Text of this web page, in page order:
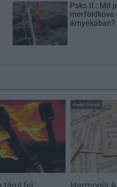
Paks II.: Mit
mérföldköve
árnyékában?
Helyi hírek